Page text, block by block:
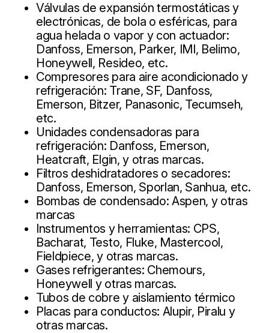
Válvulas de expansión termostáticas y
electrónicas, de bola o esféricas, para
agua helada o vapor y con actuador:
Danfoss, Emerson, Parker, IMI, Belimo,
Honeywell, Resideo, etc.
Compresores para aire acondicionado y
refrigeración: Trane, SF, Danfoss,
Emerson, Bitzer, Panasonic, Tecumseh,
etc.
Unidades condensadoras para
refrigeración: Danfoss, Emerson,
Heatcraft, Elgin, y otras marcas.
Filtros deshidratadores o secadores:
Danfoss, Emerson, Sporlan, Sanhua, etc.
Bombas de condensado: Aspen, y otras
marcas
Instrumentos y herramientas: CPS,
Bacharat, Testo, Fluke, Mastercool,
Fieldpiece, y otras marcas.
Gases refrigerantes: Chemours,
Honeywell y otras marcas.
Tubos de cobre y aislamiento térmico
Placas para conductos: Alupir, Piralu y
otras marcas.